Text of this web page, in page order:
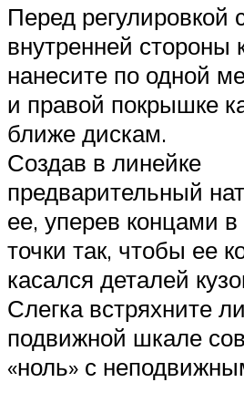
Перед регулировкой
внутренней стороны
нанесите по одной
и правой покрышке
ближе дискам.
Создав в линейке
предварительный
ее, уперев концами
точки так, чтобы ее
касался деталей
Слегка встряхните
подвижной шкале
«ноль» с